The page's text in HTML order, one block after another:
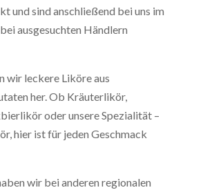
und sind anschließend bei uns im
ausgesuchten Händlern
wir leckere Liköre aus
her. Ob Kräuterlikör,
oder unsere Spezialität –
hier ist für jeden Geschmack
wir bei anderen regionalen